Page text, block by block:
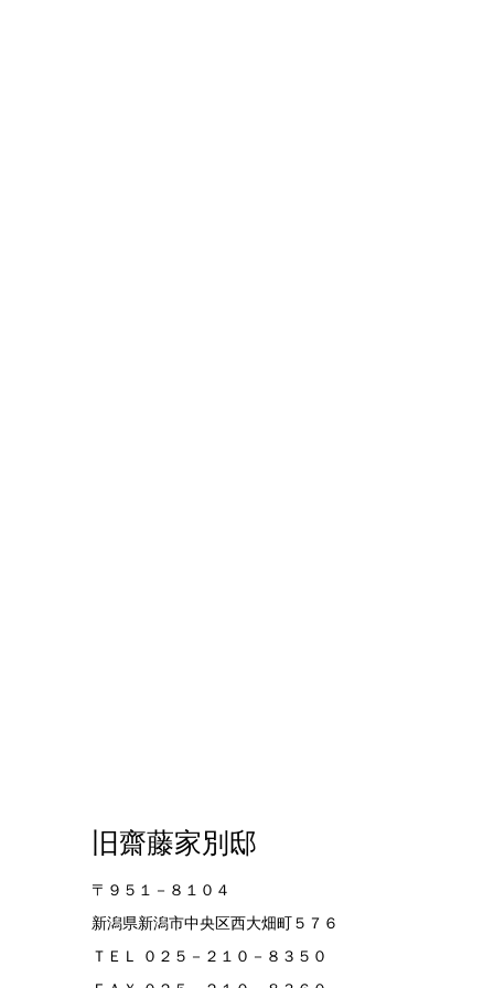
旧齋藤家別邸
〒９５１－８１０４
新潟県新潟市中央区西大畑町５７６
ＴＥＬ ０２５－２１０－８３５０